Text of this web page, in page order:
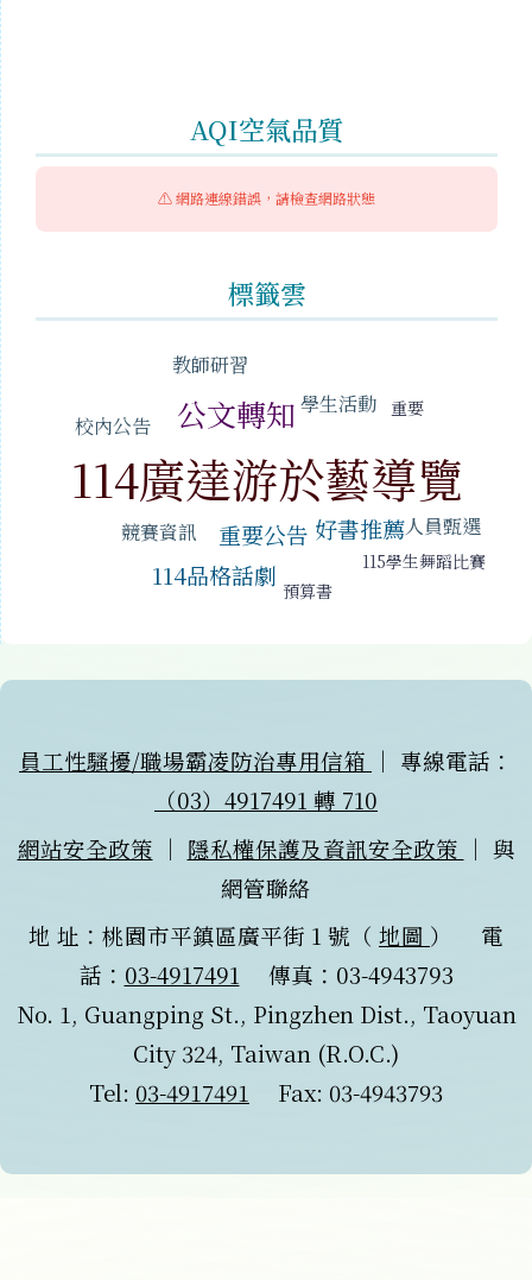
AQI空氣品質
⚠️ 網路連線錯誤，請檢查網路狀態
標籤雲
教師研習
校內公告 公文轉知 學生活動 重要
114廣達游於藝導覽
競賽資訊 重要公告 好書推薦人員甄選
114品格話劇
115學生舞蹈比賽
預算書
員工性騷擾/職場霸凌防治專用信箱 （另開新視窗）
｜ 專線電話：
（03）4917491 轉 710
網站安全政策 ｜ 隱私權保護及資訊安全政策 ｜ 與
網管聯絡
地 址：桃園市平鎮區廣平街 1 號（ 地圖 （另開新
） 電
話： 03-4917491 傳真：03-4943793
No. 1, Guangping St., Pingzhen Dist., Taoyuan
City 324, Taiwan (R.O.C.)
Tel: 03-4917491 Fax: 03-4943793